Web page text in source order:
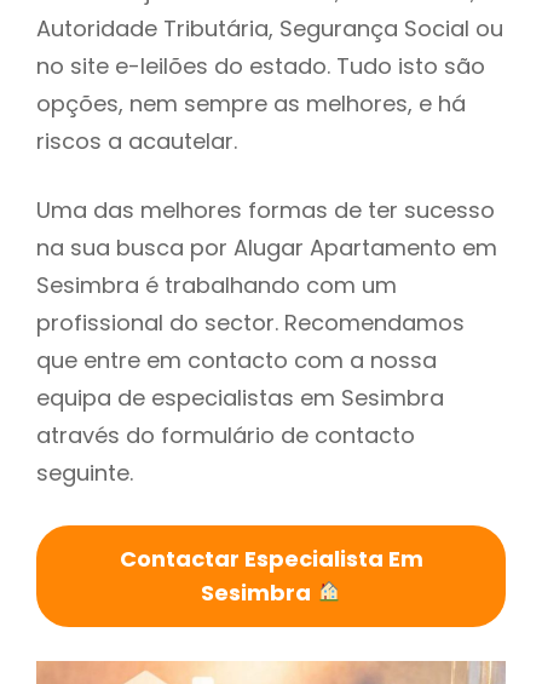
Autoridade Tributária, Segurança Social ou
no site e-leilões do estado. Tudo isto são
opções, nem sempre as melhores, e há
riscos a acautelar.
Uma das melhores formas de ter sucesso
na sua busca por Alugar Apartamento em
Sesimbra é trabalhando com um
profissional do sector. Recomendamos
que entre em contacto com a nossa
equipa de especialistas em Sesimbra
através do formulário de contacto
seguinte.
Contactar Especialista Em
Sesimbra